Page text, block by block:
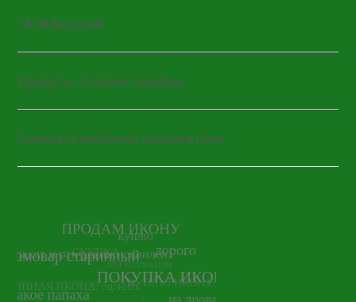
74-09 Василий
Продать столовое серебро.
Оценка серебряных окладов икон